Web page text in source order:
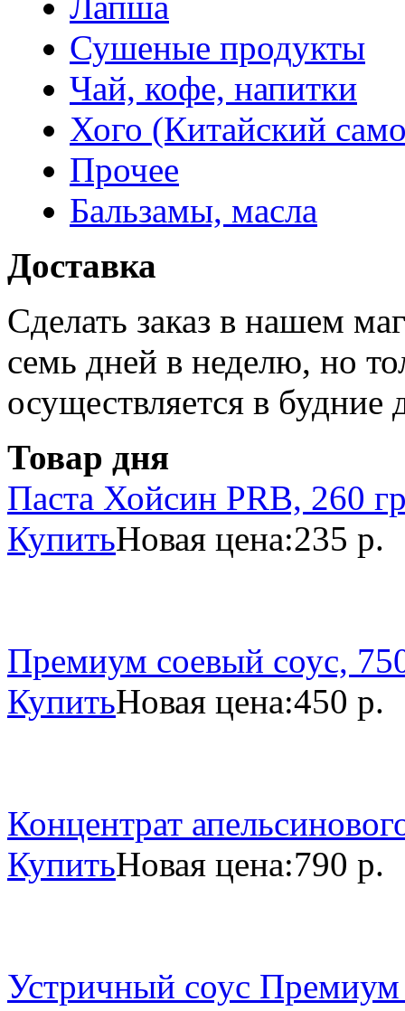
Сушеные продукты
Чай, кофе, напитки
Хого (Китайский
Прочее
Бальзамы, масла
Доставка
Сделать заказ в нашем
семь дней в неделю, но
осуществляется в будние
Товар дня
Паста Хойсин PRB, 260
КупитьНовая цена:235 р.
Премиум соевый соус,
КупитьНовая цена:450 р.
Концентрат
КупитьНовая цена:790 р.
Устричный соус